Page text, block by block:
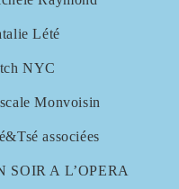
Lété
NYC
Monvoisin
associées
SOIR A L’OPERA